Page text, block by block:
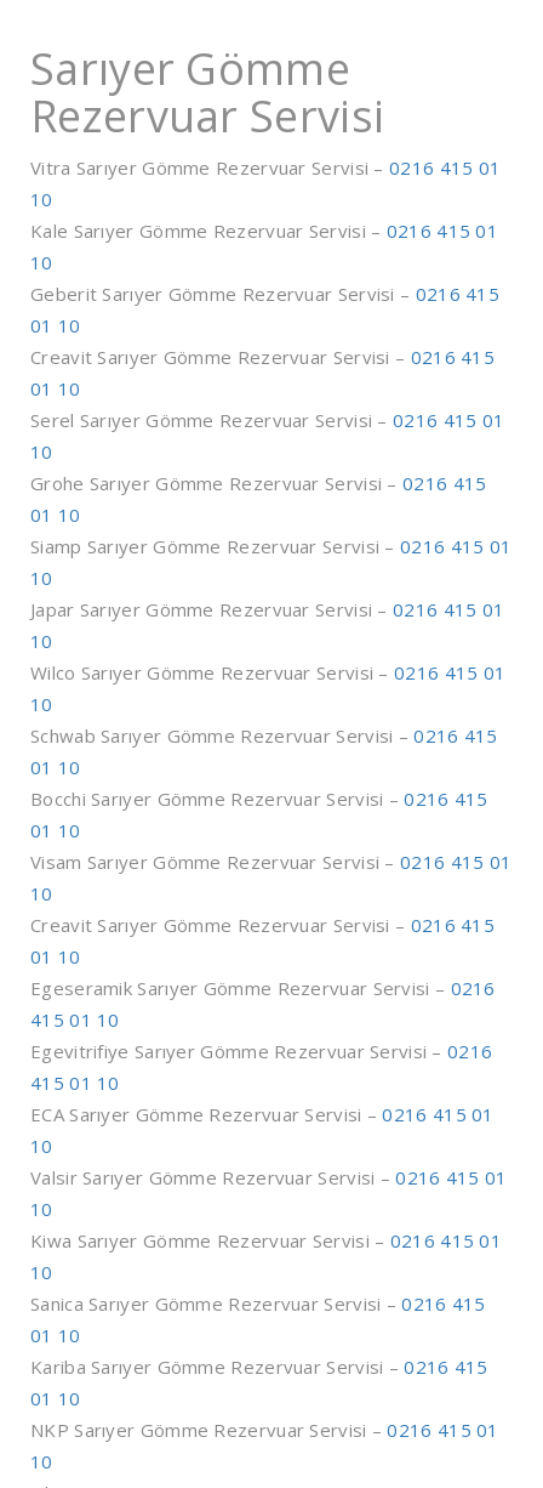
Sarıyer Gömme
Rezervuar Servisi
Vitra Sarıyer Gömme Rezervuar Servisi – 0216 415 01
10
Kale Sarıyer Gömme Rezervuar Servisi – 0216 415 01
10
Geberit Sarıyer Gömme Rezervuar Servisi – 0216 415
01 10
Creavit Sarıyer Gömme Rezervuar Servisi – 0216 415
01 10
Serel Sarıyer Gömme Rezervuar Servisi – 0216 415 01
10
Grohe Sarıyer Gömme Rezervuar Servisi – 0216 415
01 10
Siamp Sarıyer Gömme Rezervuar Servisi – 0216 415 01
10
Japar Sarıyer Gömme Rezervuar Servisi – 0216 415 01
10
Wilco Sarıyer Gömme Rezervuar Servisi – 0216 415 01
10
Schwab Sarıyer Gömme Rezervuar Servisi –0216 415
01 10
Bocchi Sarıyer Gömme Rezervuar Servisi –0216 415
01 10
Visam Sarıyer Gömme Rezervuar Servisi – 0216 415 01
10
Creavit Sarıyer Gömme Rezervuar Servisi – 0216 415
01 10
Egeseramik Sarıyer Gömme Rezervuar Servisi – 0216
415 01 10
Egevitrifiye Sarıyer Gömme Rezervuar Servisi –0216
415 01 10
ECA Sarıyer Gömme Rezervuar Servisi –0216 415 01
10
Valsir Sarıyer Gömme Rezervuar Servisi –0216 415 01
10
Kiwa Sarıyer Gömme Rezervuar Servisi – 0216 415 01
10
Sanica Sarıyer Gömme Rezervuar Servisi –0216 415
01 10
Kariba Sarıyer Gömme Rezervuar Servisi –0216 415
01 10
NKP Sarıyer Gömme Rezervuar Servisi –0216 415 01
10